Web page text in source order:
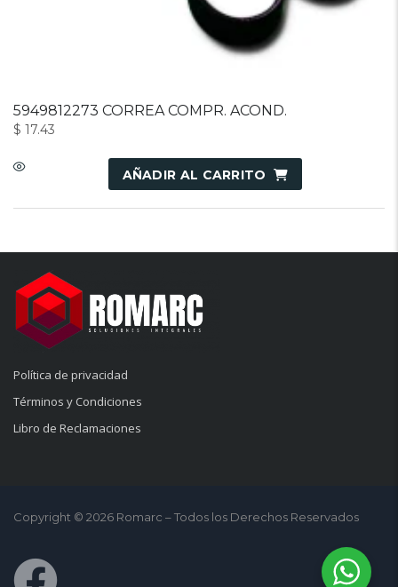
5949812273 CORREA COMPR. ACOND.
$ 17.43
AÑADIR AL CARRITO
Política de privacidad
Términos y Condiciones
Libro de Reclamaciones
Copyright © 2026 Romarc – Todos los Derechos Reservados